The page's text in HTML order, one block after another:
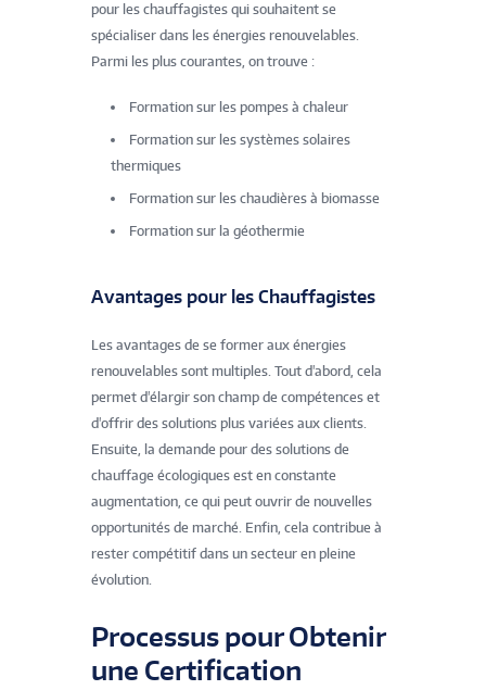
pour les chauffagistes qui souhaitent se
spécialiser dans les énergies renouvelables.
Parmi les plus courantes, on trouve :
Formation sur les pompes à chaleur
Formation sur les systèmes solaires
thermiques
Formation sur les chaudières à biomasse
Formation sur la géothermie
Avantages pour les Chauffagistes
Les avantages de se former aux énergies
renouvelables sont multiples. Tout d'abord, cela
permet d'élargir son champ de compétences et
d'offrir des solutions plus variées aux clients.
Ensuite, la demande pour des solutions de
chauffage écologiques est en constante
augmentation, ce qui peut ouvrir de nouvelles
opportunités de marché. Enfin, cela contribue à
rester compétitif dans un secteur en pleine
évolution.
Processus pour Obtenir
une Certification